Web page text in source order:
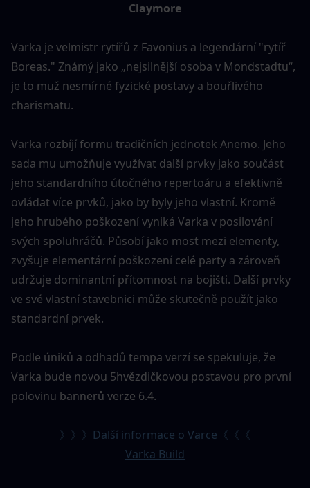
Claymore
Varka je velmistr rytířů z Favonius a legendární "rytíř
Boreas." Známý jako „nejsilnější osoba v Mondstadtu“,
je to muž nesmírné fyzické postavy a bouřlivého
charismatu.
Varka rozbíjí formu tradičních jednotek Anemo. Jeho
sada mu umožňuje využívat další prvky jako součást
jeho standardního útočného repertoáru a efektivně
ovládat více prvků, jako by byly jeho vlastní. Kromě
jeho hrubého poškození vyniká Varka v posilování
svých spoluhráčů. Působí jako most mezi elementy,
zvyšuje elementární poškození celé party a zároveň
udržuje dominantní přítomnost na bojišti. Další prvky
ve své vlastní stavebnici může skutečně použít jako
standardní prvek.
Podle úniků a odhadů tempa verzí se spekuluje, že
Varka bude novou 5hvězdičkovou postavou pro první
polovinu bannerů verze 6.4.
》》》Další informace o Varce《《《
Varka Build